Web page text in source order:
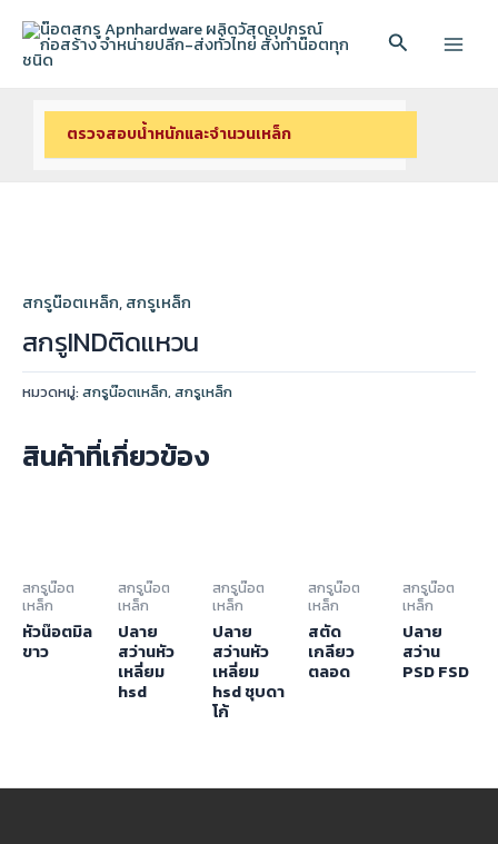
content
Search
Main
ตรวจสอบนํ้าหนักและจํานวนเหล็ก
สกรูน๊อตเหล็ก,สกรูเหล็ก
สกรูINDติดแหวน
หมวดหมู่:สกรูน๊อตเหล็ก, สกรูเหล็ก
สินค้าที่เกี่ยวข้อง
สกรูน๊อต
เหล็ก
หัวน๊อตมิล
ขาว
สกรูน๊อต
เหล็ก
ปลาย
สว่านหัว
เหลี่ยม
hsd
สกรูน๊อต
เหล็ก
ปลาย
สว่านหัว
เหลี่ยม
hsd ชุบดา
โก้
สกรูน๊อต
เหล็ก
สตัด
เกลียว
ตลอด
สกรูน๊อต
เหล็ก
ปลาย
สว่าน
PSD FSD